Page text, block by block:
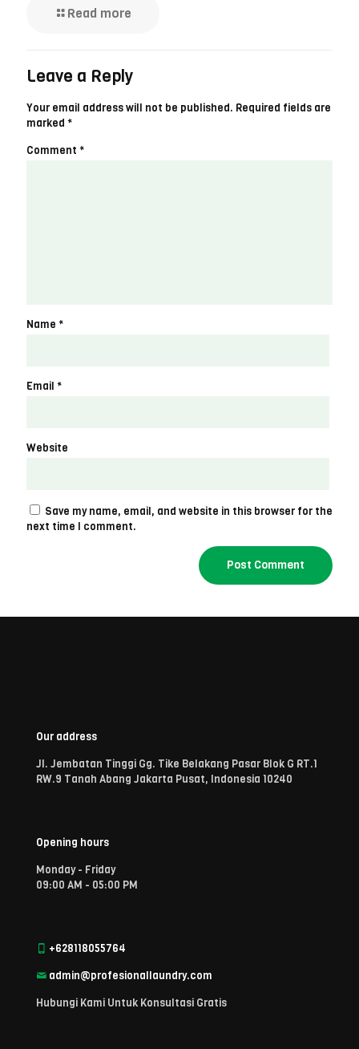
Read more
Leave a Reply
Your email address will not be published. Required fields are
marked *
Comment *
Name *
Email *
Website
Save my name, email, and website in this browser for the
next time I comment.
Our address
Jl. Jembatan Tinggi Gg. Tike Belakang Pasar Blok G RT.1
RW.9 Tanah Abang Jakarta Pusat, Indonesia 10240
Opening hours
Monday - Friday
09:00 AM - 05:00 PM
+628118055764
admin@profesionallaundry.com
Hubungi Kami Untuk Konsultasi Gratis